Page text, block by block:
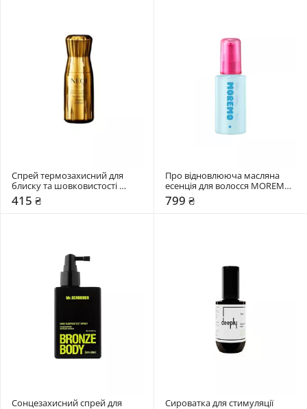
Спрей термозахисний для
блиску та шовковистості
волосся NEQI 75 мл
415 ₴
Про відновлююча масляна
есенція для волосся MOREMO
80 мл
799 ₴
Сонцезахисний спрей для
Сироватка для стимуляції